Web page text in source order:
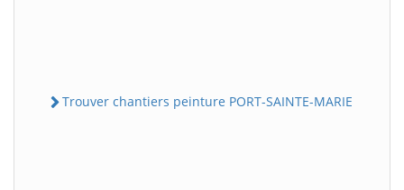
Trouver chantiers peinture PORT-SAINTE-MARIE